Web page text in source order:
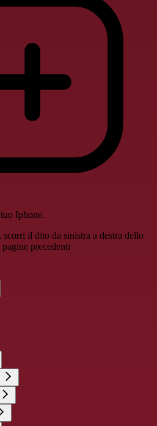
Iphone.
il dito da sinistra a destra dello
precedenti